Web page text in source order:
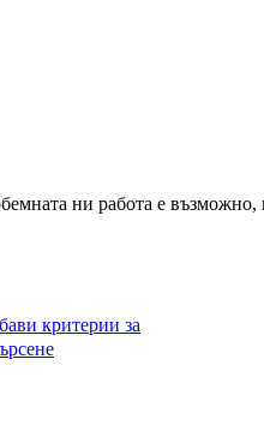
ни работа е
критерии за